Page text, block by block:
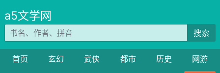
a5文学网
搜索
首页 玄幻 武侠 都市 历史
网游